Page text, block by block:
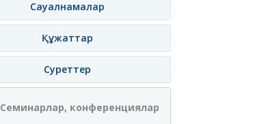
Сауалнамалар
Құжаттар
Суреттер
Семинарлар, конференциялар